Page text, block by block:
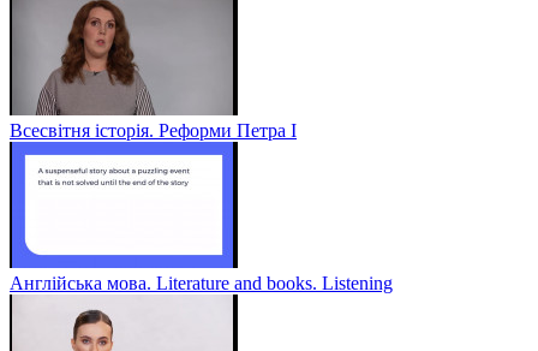
Всесвітня історія. Реформи Петра І
Англійська мова. Literature and books. Listening